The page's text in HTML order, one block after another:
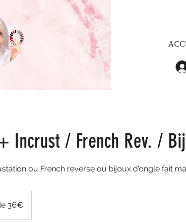
Incrust / French Rev. / Bij
ou French reverse ou bijoux d'ongle fait
36€